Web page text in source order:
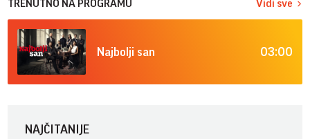
TRENUTNO NA PROGRAMU Vidi sve
Najbolji san 03:00
NAJČITANIJE